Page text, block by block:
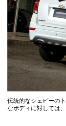
伝統的なシェビーの
なボディに対しては